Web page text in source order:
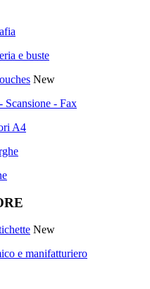
e buste
New
Scansione - Fax
A4
New
e manifatturiero